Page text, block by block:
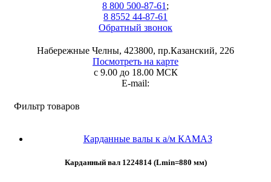
8 800 500-87-61 ;
8 8552 44-87-61
Обратный звонок
Набережные Челны, 423800, пр.Казанский, 226
Посмотреть на карте
с 9.00 до 18.00 МСК
E-mail:
Фильтр товаров
Карданные валы к а/м КАМАЗ
Карданный вал 1224814 (Lmin=880 мм)